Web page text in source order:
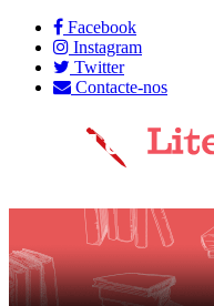
Facebook
Instagram
Twitter
Contacte-nos